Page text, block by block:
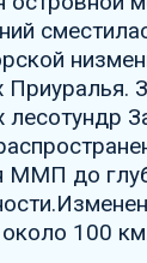
Приуралья.
лесотундр
ММП до
100